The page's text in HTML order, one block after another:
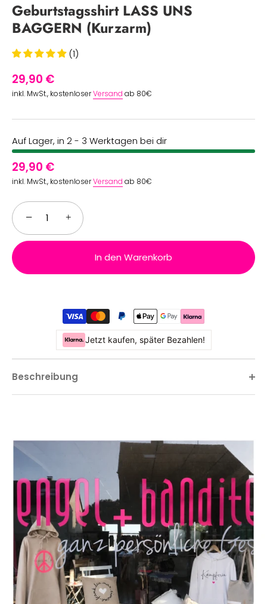
Geburtstagsshirt LASS UNS
BAGGERN (Kurzarm)
(1)
29,90 €
inkl. MwSt., kostenloserVersand ab 80€
Auf Lager, in 2 - 3 Werktagen bei dir
29,90 €
inkl. MwSt., kostenloserVersand ab 80€
− +
In den Warenkorb
Jetzt kaufen, später Bezahlen!
Beschreibung